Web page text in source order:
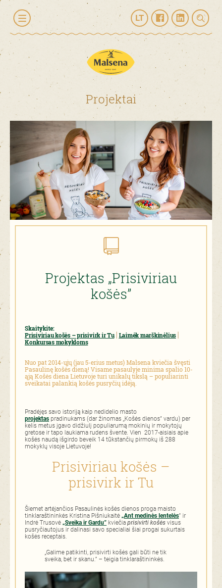
LT
Projektai
Projektas „Prisiviriau
košės”
Skaitykite:
Prisiviriau košės – prisivirk ir Tu Laimėk marškinėlius
Konkursas mokykloms
Nuo pat 2014-ųjų (jau 5-erius metus) Malsena kviečia švęsti
Pasaulinę košės dieną! Visame pasaulyje minima spalio 10-
ąją Košės diena Lietuvoje turi unikalų tikslą – populiarinti
sveikatai palankią košės pusryčių idėją.
Pradėjęs savo istoriją kaip nedidelio masto
projektas pradinukams (dar žinomas „Košės dienos” vardu) per
kelis metus įgavo didžiulį populiarumą mokinių ir mokytojų
gretose ir tapo laukiama rudens švente. Vien 2017-aisiais apie
košės naudą išgirdo beveik 14 tūkstančių pirmokų iš 288
mokyklų visoje Lietuvoje!
Prisiviriau košės –
prisivirk ir Tu
Šiemet artėjančios Pasaulinės košės dienos proga maisto
tinklaraštininkės Kristina Pišniukaitė „Ant medinės lentelės” ir
Indrė Trusovė „Sveika ir Gardu” kviečia prisivirti košės visus
pusryčiautojus ir dalinasi savo specialiai šiai progai sukurtais
košės receptais.
„Galime patikinti, prisivirti košės gali būti ne tik
sveika, bet ir skanu.” – teigia tinklaraštininkės.